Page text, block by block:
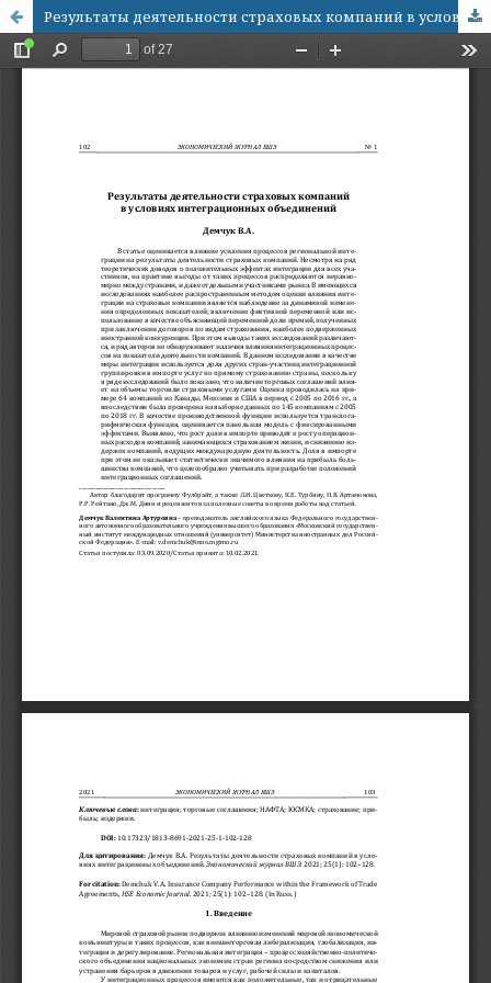
Результаты деятельности страховых компаний в условиях интеграционных объединений